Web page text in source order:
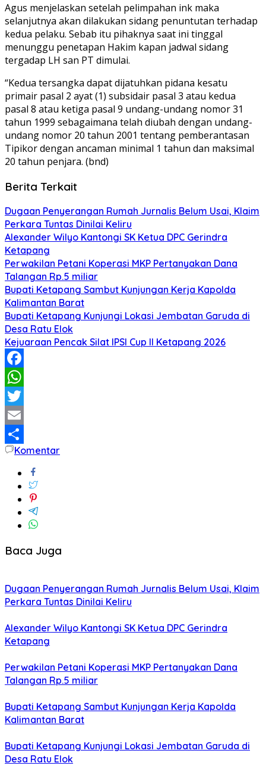
Agus menjelaskan setelah pelimpahan ink maka
selanjutnya akan dilakukan sidang penuntutan terhadap
kedua pelaku. Sebab itu pihaknya saat ini tinggal
menunggu penetapan Hakim kapan jadwal sidang
tergadap LH san PT dimulai.
“Kedua tersangka dapat dijatuhkan pidana kesatu
primair pasal 2 ayat (1) subsidair pasal 3 atau kedua
pasal 8 atau ketiga pasal 9 undang-undang nomor 31
tahun 1999 sebagaimana telah diubah dengan undang-
undang nomor 20 tahun 2001 tentang pemberantasan
Tipikor dengan ancaman minimal 1 tahun dan maksimal
20 tahun penjara. (bnd)
Berita Terkait
Dugaan Penyerangan Rumah Jurnalis Belum Usai, Klaim
Perkara Tuntas Dinilai Keliru
Alexander Wilyo Kantongi SK Ketua DPC Gerindra
Ketapang
Perwakilan Petani Koperasi MKP Pertanyakan Dana
Talangan Rp.5 miliar
Bupati Ketapang Sambut Kunjungan Kerja Kapolda
Kalimantan Barat
Bupati Ketapang Kunjungi Lokasi Jembatan Garuda di
Desa Ratu Elok
Kejuaraan Pencak Silat IPSI Cup II Ketapang 2026
Facebook
WhatsApp
Twitter
Email
Share
Komentar
Baca Juga
Dugaan Penyerangan Rumah Jurnalis Belum Usai, Klaim
Perkara Tuntas Dinilai Keliru
Alexander Wilyo Kantongi SK Ketua DPC Gerindra
Ketapang
Perwakilan Petani Koperasi MKP Pertanyakan Dana
Talangan Rp.5 miliar
Bupati Ketapang Sambut Kunjungan Kerja Kapolda
Kalimantan Barat
Bupati Ketapang Kunjungi Lokasi Jembatan Garuda di
Desa Ratu Elok